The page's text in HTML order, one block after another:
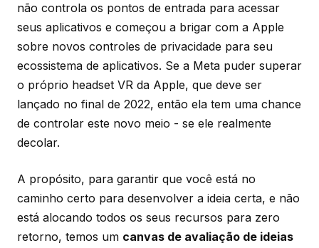
não controla os pontos de entrada para acessar
seus aplicativos e começou a brigar com a Apple
sobre novos controles de privacidade para seu
ecossistema de aplicativos. Se a Meta puder superar
o próprio headset VR da Apple, que deve ser
lançado no final de 2022, então ela tem uma chance
de controlar este novo meio - se ele realmente
decolar.
A propósito, para garantir que você está no
caminho certo para desenvolver a ideia certa, e não
está alocando todos os seus recursos para zero
retorno, temos um canvas de avaliação de ideias